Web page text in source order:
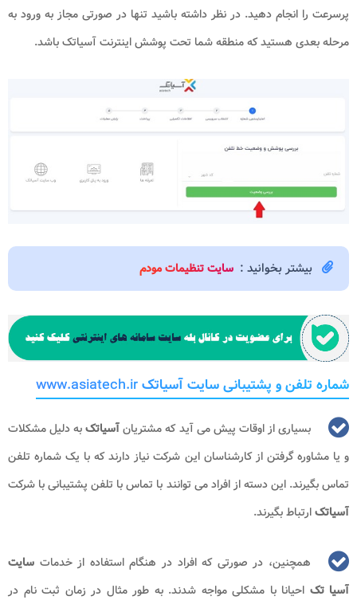
پرسرعت را انجام دهید. در نظر داشته باشید تنها در صورتی مجاز به ورود به
مرحله بعدی هستید که منطقه شما تحت پوشش اینترنت آسیاتک باشد.
بیشتر بخوانید : سایت تنظیمات مودم
شماره تلفن و پشتیبانی سایت آسیاتکwww.asiatech.ir
بسیاری از اوقات پیش می آید که مشتریانآسیاتکبه دلیل مشکلات
و یا مشاوره گرفتن از کارشناسان این شرکت نیاز دارند که با یک شماره تلفن
تماس بگیرند. این دسته از افراد می توانند با تماس با تلفن پشتیبانی با شرکت
آسیاتکارتباط بگیرند.
همچنین، در صورتی که افراد در هنگام استفاده از خدمات سایت
آسیا تک احیانا با مشکلی مواجه شدند. به طور مثال در زمان ثبت نام در